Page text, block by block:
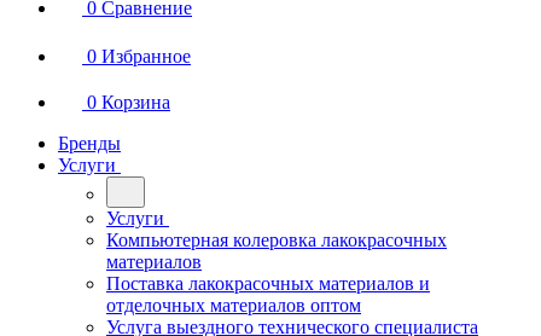
0 Сравнение
0 Избранное
0 Корзина
Бренды
Услуги
Услуги
Компьютерная колеровка лакокрасочных
материалов
Поставка лакокрасочных материалов и
отделочных материалов оптом
Услуга выездного технического специалиста